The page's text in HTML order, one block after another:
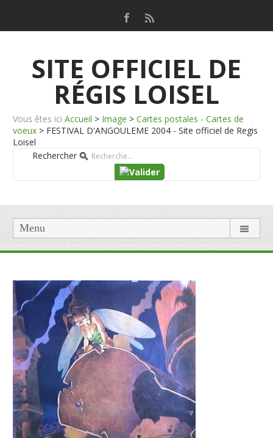
SITE OFFICIEL DE
RÉGIS LOISEL
Vous êtes ici Accueil > Image > Cartes postales - Cartes de
voeux > FESTIVAL D'ANGOULEME 2004 - Site officiel de Regis
Loisel
Rechercher
Menu